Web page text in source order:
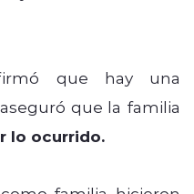
que hay una
que la familia
lo ocurrido.